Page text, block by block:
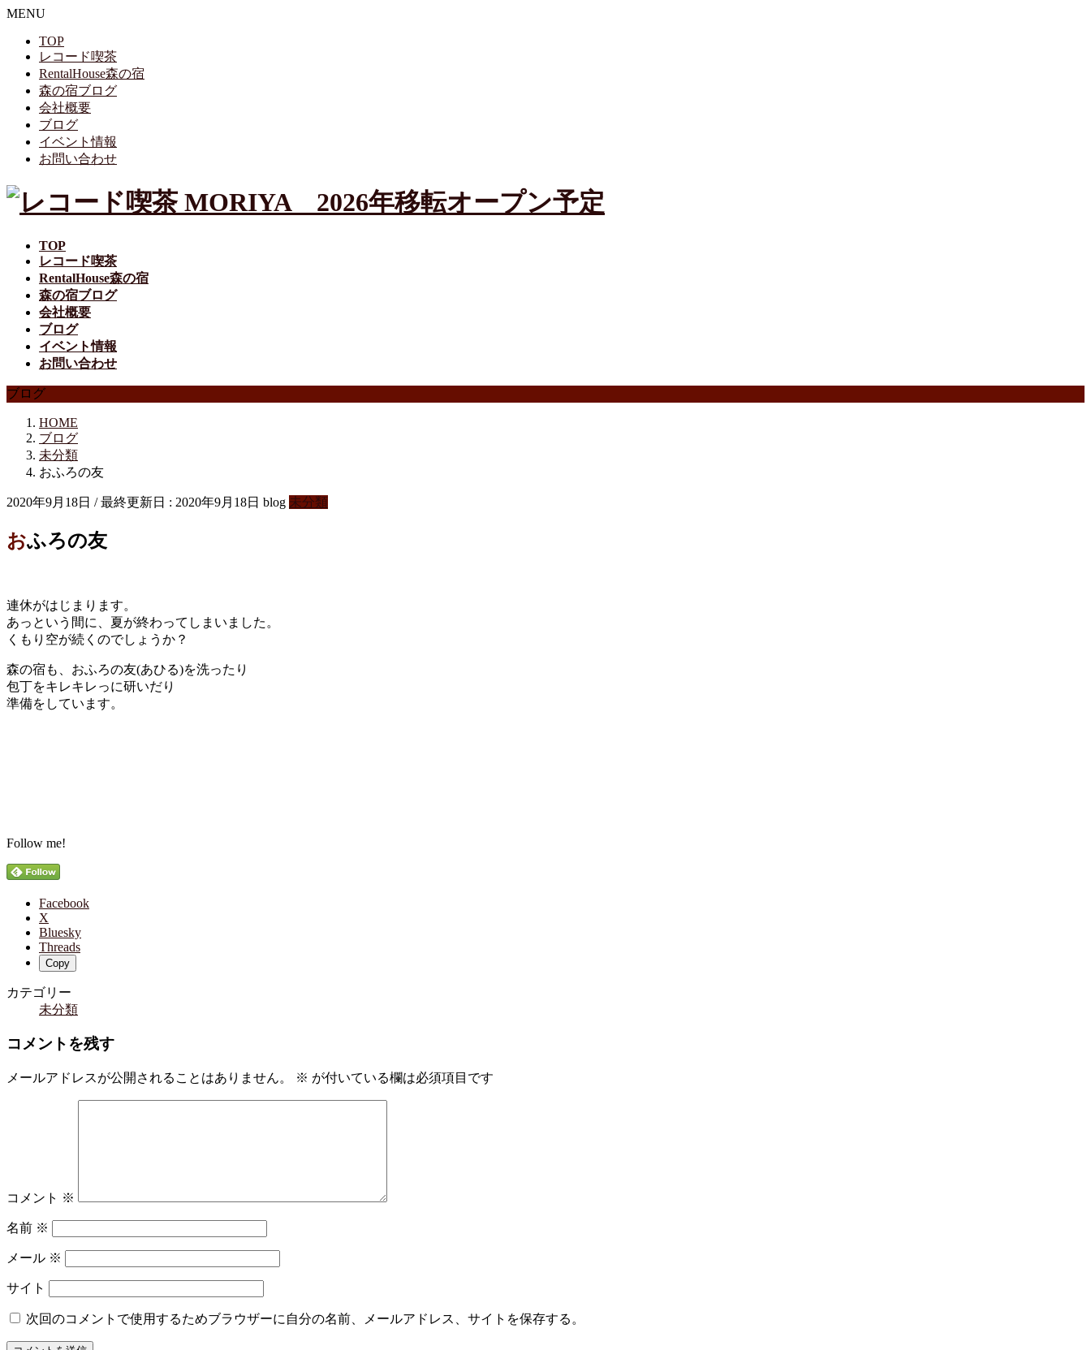
MENU
TOP
レコード喫茶
RentalHouse森の宿
森の宿ブログ
会社概要
ブログ
イベント情報
お問い合わせ
TOP
レコード喫茶
RentalHouse森の宿
森の宿ブログ
会社概要
ブログ
イベント情報
お問い合わせ
ブログ
HOME
ブログ
未分類
おふろの友
2020年9月18日 / 最終更新日 : 2020年9月18日 blog 未分類
おふろの友
連休がはじまります。
あっという間に、夏が終わってしまいました。
くもり空が続くのでしょうか？
森の宿も、おふろの友(あひる)を洗ったり
包丁をキレキレっに研いだり
準備をしています。
Follow me!
Facebook
X
Bluesky
Threads
Copy
カテゴリー
未分類
コメントを残す
メールアドレスが公開されることはありません。 ※ が付いている欄は必須項目です
コメント ※
名前 ※
メール ※
サイト
次回のコメントで使用するためブラウザーに自分の名前、メールアドレス、サイトを保存する。